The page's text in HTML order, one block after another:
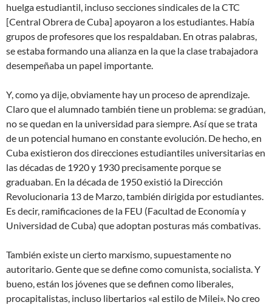
huelga estudiantil, incluso secciones sindicales de la CTC
[Central Obrera de Cuba] apoyaron a los estudiantes. Había
grupos de profesores que los respaldaban. En otras palabras,
se estaba formando una alianza en la que la clase trabajadora
desempeñaba un papel importante.
Y, como ya dije, obviamente hay un proceso de aprendizaje.
Claro que el alumnado también tiene un problema: se gradúan,
no se quedan en la universidad para siempre. Así que se trata
de un potencial humano en constante evolución. De hecho, en
Cuba existieron dos direcciones estudiantiles universitarias en
las décadas de 1920 y 1930 precisamente porque se
graduaban. En la década de 1950 existió la Dirección
Revolucionaria 13 de Marzo, también dirigida por estudiantes.
Es decir, ramificaciones de la FEU (Facultad de Economía y
Universidad de Cuba) que adoptan posturas más combativas.
También existe un cierto marxismo, supuestamente no
autoritario. Gente que se define como comunista, socialista. Y
bueno, están los jóvenes que se definen como liberales,
procapitalistas, incluso libertarios «al estilo de Milei». No creo